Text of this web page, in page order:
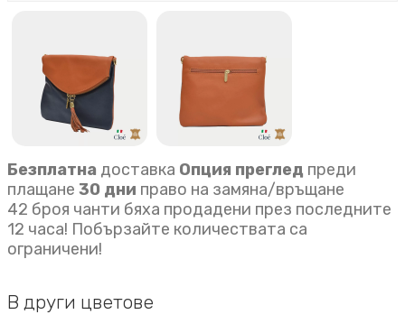
Безплатна доставка Опция преглед преди
плащане 30 дни право на замяна/връщане
42 броя чанти бяха продадени през последните
12 часа! Побързайте количествата са
ограничени!
В други цветове